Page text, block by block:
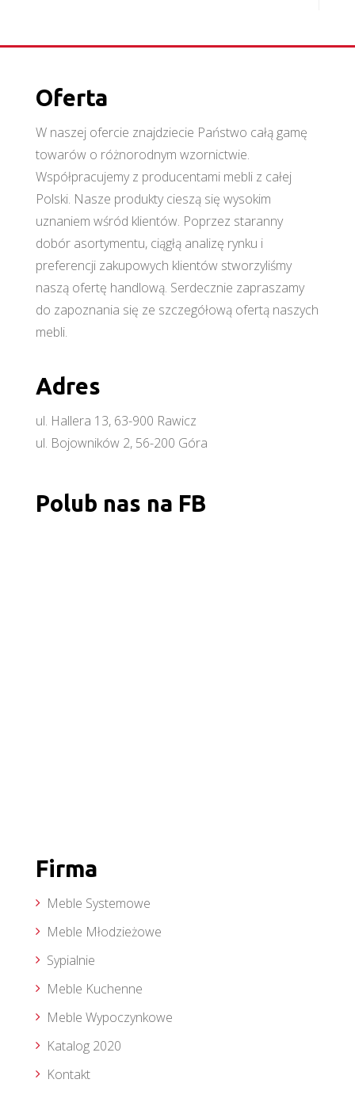
Oferta
W naszej ofercie znajdziecie Państwo całą gamę
towarów o różnorodnym wzornictwie.
Współpracujemy z producentami mebli z całej
Polski. Nasze produkty cieszą się wysokim
uznaniem wśród klientów. Poprzez staranny
dobór asortymentu, ciągłą analizę rynku i
preferencji zakupowych klientów stworzyliśmy
naszą ofertę handlową. Serdecznie zapraszamy
do zapoznania się ze szczegółową ofertą naszych
mebli.
Adres
ul. Hallera 13, 63-900 Rawicz
ul. Bojowników 2, 56-200 Góra
Polub nas na FB
Firma
Meble Systemowe
Meble Młodzieżowe
Sypialnie
Meble Kuchenne
Meble Wypoczynkowe
Katalog 2020
Kontakt